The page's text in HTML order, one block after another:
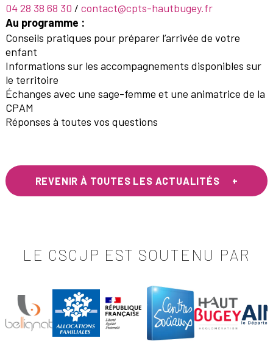
04 28 38 68 30 / contact@cpts-hautbugey.fr
Au programme :
Conseils pratiques pour préparer l’arrivée de votre
enfant
Informations sur les accompagnements disponibles sur
le territoire
Échanges avec une sage-femme et une animatrice de la
CPAM
Réponses à toutes vos questions
REVENIR À TOUTES LES ACTUALITÉS
LE CSCJP EST SOUTENU PAR